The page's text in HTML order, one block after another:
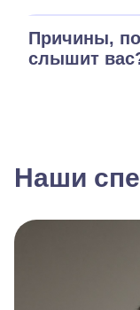
Причины,
слышит
Наши